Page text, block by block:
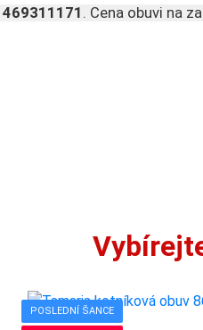
469311171 . Cena obuvi na
POSLEDNÍ ŠANCE